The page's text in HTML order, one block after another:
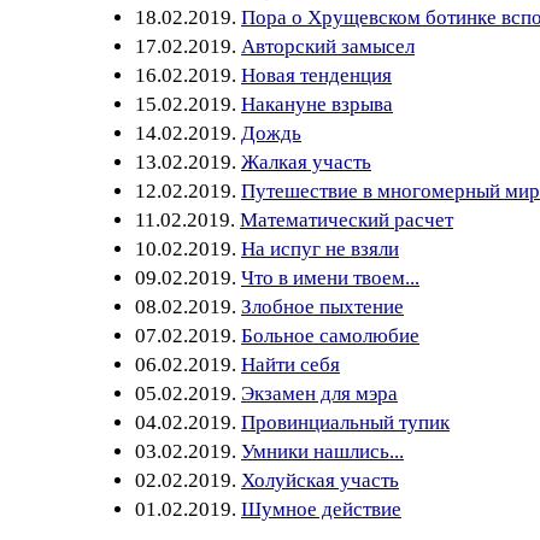
18.02.2019. Пора о Хрущевском ботинке
17.02.2019. Авторский замысел
16.02.2019. Новая тенденция
15.02.2019. Накануне взрыва
14.02.2019. Дождь
13.02.2019. Жалкая участь
12.02.2019. Путешествие в многомерный мир
11.02.2019. Математический расчет
10.02.2019. На испуг не взяли
09.02.2019. Что в имени твоем...
08.02.2019. Злобное пыхтение
07.02.2019. Больное самолюбие
06.02.2019. Найти себя
05.02.2019. Экзамен для мэра
04.02.2019. Провинциальный тупик
03.02.2019. Умники нашлись...
02.02.2019. Холуйская участь
01.02.2019. Шумное действие